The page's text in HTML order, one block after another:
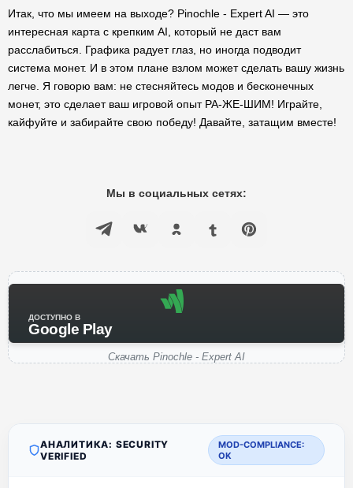
Итак, что мы имеем на выходе? Pinochle - Expert AI — это
интересная карта с крепким AI, который не даст вам
расслабиться. Графика радует глаз, но иногда подводит
система монет. И в этом плане взлом может сделать вашу жизнь
легче. Я говорю вам: не стесняйтесь модов и бесконечных
монет, это сделает ваш игровой опыт РА-ЖЕ-ШИМ! Играйте,
кайфуйте и забирайте свою победу! Давайте, затащим вместе!
Мы в социальных сетях:
ДОСТУПНО В
Google Play
Скачать Pinochle - Expert AI
АНАЛИТИКА: SECURITY
VERIFIED
MOD-COMPLIANCE:
OK